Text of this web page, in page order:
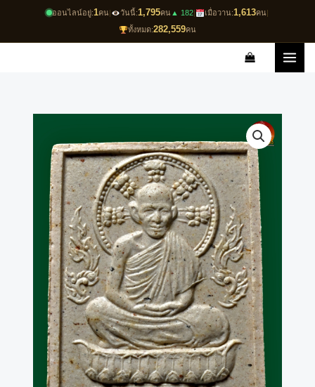
ออนไลน์อยู่:1คน| วันนี้:1,795คน ▲ 182| เมื่อวาน:1,613คน|
ทั้งหมด:282,559คน
content